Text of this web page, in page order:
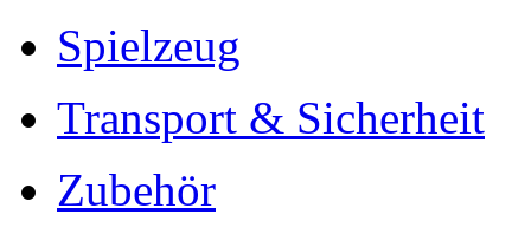
Spielzeug
Transport & Sicherheit
Zubehör